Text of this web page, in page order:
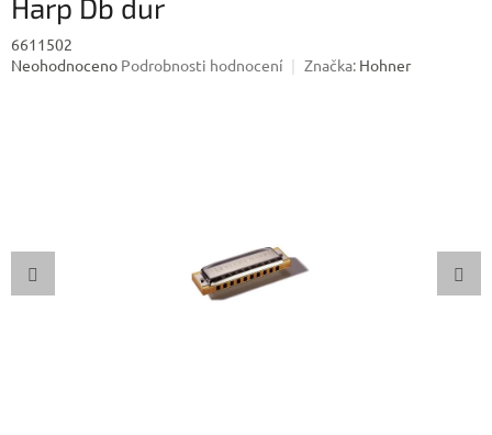
Harp Db dur
6611502
Průměrné
Neohodnoceno Podrobnosti hodnocení Značka: Hohner